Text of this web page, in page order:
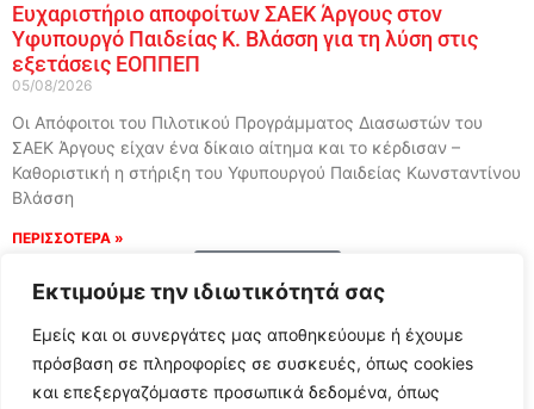
Εκτιμούμε την ιδιωτικότητά σας
Εμείς και οι συνεργάτες μας αποθηκεύουμε ή έχουμε
πρόσβαση σε πληροφορίες σε συσκευές, όπως cookies
και επεξεργαζόμαστε προσωπικά δεδομένα, όπως
Ευχαριστήριο αποφοίτων ΣΑΕΚ Άργους στον
Υφυπουργό Παιδείας Κ. Βλάσση για τη λύση στις
εξετάσεις ΕΟΠΠΕΠ
05/08/2026
Οι Απόφοιτοι του Πιλοτικού Προγράμματος Διασωστών του
ΣΑΕΚ Άργους είχαν ένα δίκαιο αίτημα και το κέρδισαν –
Καθοριστική η στήριξη του Υφυπουργού Παιδείας Κωνσταντίνου
Βλάσση
ΠΕΡΙΣΣΟΤΕΡΑ »